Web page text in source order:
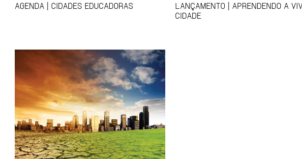
AGENDA | CIDADES EDUCADORAS
LANÇAMENTO | APRENDENDO A
CIDADE